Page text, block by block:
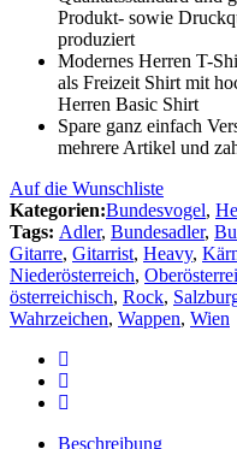
Produkt- sowie
produziert
Modernes Herren T-
als Freizeit Shirt mit
Herren Basic Shirt
Spare ganz einfach
mehrere Artikel und
Auf die Wunschliste
Kategorien:Bundesvogel,
Tags: Adler, Bundesadler,
Gitarre, Gitarrist, Heavy,
Niederösterreich,
österreichisch, Rock,
Wahrzeichen, Wappen, Wien
Beschreibung